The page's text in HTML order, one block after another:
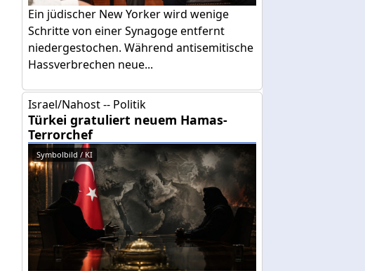
Ein jüdischer New Yorker wird wenige
Schritte von einer Synagoge entfernt
niedergestochen. Während antisemitische
Hassverbrechen neue...
Israel/Nahost -- Politik
Türkei gratuliert neuem Hamas-
Terrorchef
Symbolbild / KI